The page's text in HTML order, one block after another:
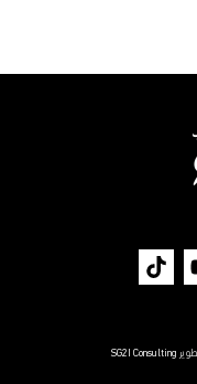
SG2I Consulting